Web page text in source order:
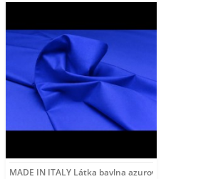
MADE IN ITALY Látka bavlna azurovo modrá